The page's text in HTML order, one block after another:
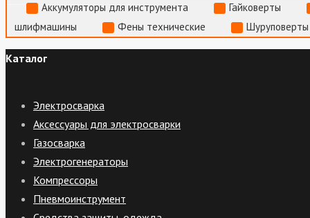
Аккумуляторы для инструмента
Гайковерты
шлифмашины
Фены технические
Каталог
Электросварка
Аксессуары для электросварки
Газосварка
Электрогенераторы
Компрессоры
Пневмоинструмент